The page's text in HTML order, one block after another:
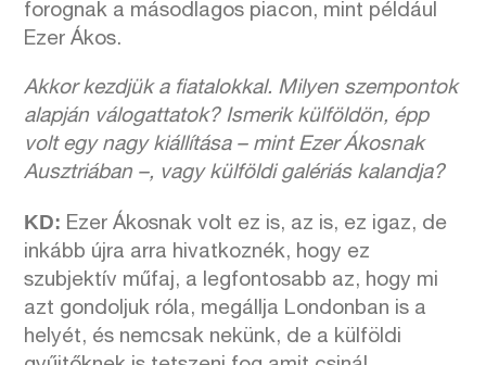
forognak a másodlagos piacon, mint például
Ezer Ákos.
Akkor kezdjük a fiatalokkal. Milyen szempontok
alapján válogattatok? Ismerik külföldön, épp
volt egy nagy kiállítása – mint Ezer Ákosnak
Ausztriában –, vagy külföldi galériás kalandja?
KD: Ezer Ákosnak volt ez is, az is, ez igaz, de
inkább újra arra hivatkoznék, hogy ez
szubjektív műfaj, a legfontosabb az, hogy mi
azt gondoljuk róla, megállja Londonban is a
helyét, és nemcsak nekünk, de a külföldi